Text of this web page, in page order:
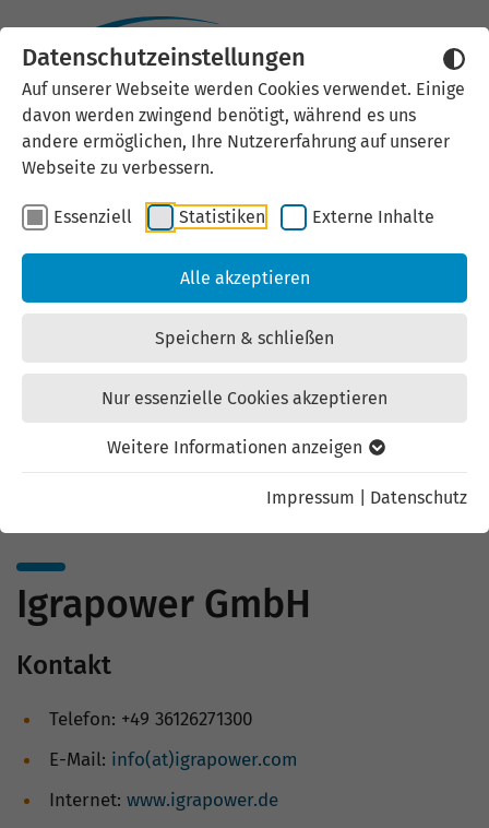
Datenschutzeinstellungen
Auf unserer Webseite werden Cookies verwendet. Einige
davon werden zwingend benötigt, während es uns
andere ermöglichen, Ihre Nutzererfahrung auf unserer
Webseite zu verbessern.
Essenziell Statistiken Externe Inhalte
Alle akzeptieren
Speichern & schließen
Nur essenzielle Cookies akzeptieren
Weitere Informationen anzeigen
Impressum Datenschutz
Externen Inhalt laden
Wir verwenden auf unserer
Website externe Inhalte, um Ihnen
zusätzliche Informationen
anzubieten. Einige externe Inhalte
(z.B. Google Maps, Youtube)
können persönliche Daten (z.B. IP-
Mit der Bestätigung erklären Sie
Igrapower GmbH
Kontakt
Telefon: +49 36126271300
E-Mail: info(at)igrapower.com
Internet: www.igrapower.de